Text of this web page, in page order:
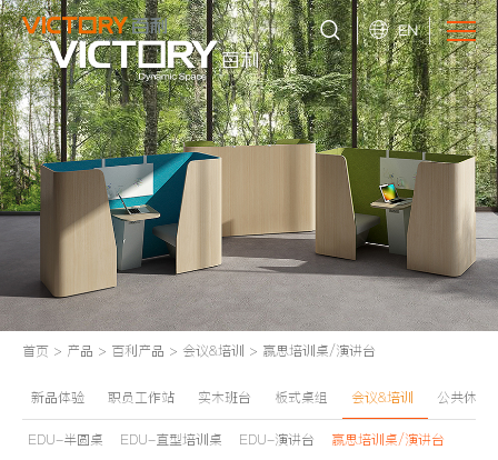
EN
首页 > 产品 > 百利产品 > 会议&培训 > 赢思培训桌/演讲台
新品体验 职员工作站 实木班台 板式桌组 会议&培训 公共休闲
EDU-半圆桌 EDU-直型培训桌 EDU-演讲台 赢思培训桌/演讲台